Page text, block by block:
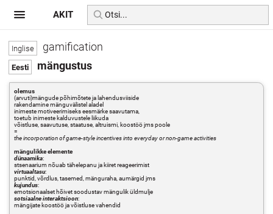
gamification
mängustus
olemus
(arvuti)mängude põhimõtete ja lahendusviiside
rakendamine mänguvälistel aladel
inimeste motiveerimiseks eesmärke saavutama,
toetub inimeste kalduvustele liikuda
võistluse, saavutuse, staatuse, altruismi, koostöö jms poole
=
the incorporation of game-style incentives into everyday or non-game activities
mängulikke elemente
dünaamika:
stsenaarium nõuab tähelepanu ja kiiret reageerimist
virtuaaltasu:
punktid, võrdlus, tasemed, mänguraha, aumärgid jms
kujundus:
emotsionaalset hõivet soodustav mängulik üldmulje
sotsiaalne interaktsioon:
mängijate koostöö ja võistluse vahendid
AKIT